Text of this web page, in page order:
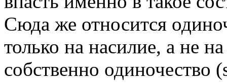
Сюда же относит­ся
только на насилие, а не
собственно одиночество (